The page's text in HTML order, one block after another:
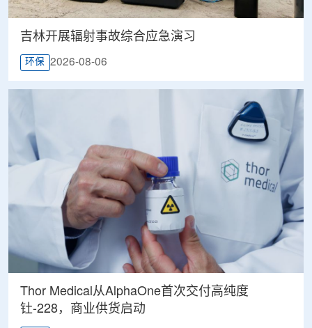
吉林开展辐射事故综合应急演习
环保 2026-08-06
Thor Medical从AlphaOne首次交付高纯度
钍-228，商业供货启动